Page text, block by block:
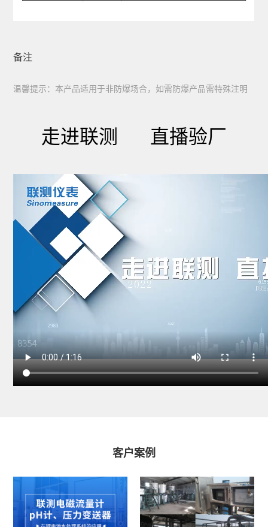
备注
温馨提示：本产品适用于非防爆场合，如需防爆产品需特殊注明
走进联测 直播验厂
客户案例